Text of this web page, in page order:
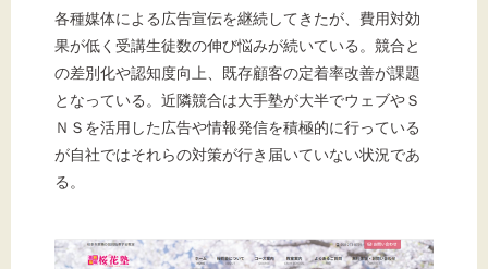
お問い合わせ
文字サイズ
標準 拡大
各種媒体による広告宣伝を継続してきたが、費用対効
果が低く受講生徒数の伸び悩みが続いている。競合と
の差別化や認知度向上、既存顧客の定着率改善が課題
となっている。近隣競合は大手塾が大半でウェブやＳ
ＮＳを活用した広告や情報発信を積極的に行っている
が自社ではそれらの対策が行き届いていない状況であ
る。